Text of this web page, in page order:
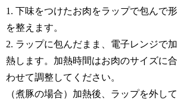
1. 下味をつけたお肉をラップで包んで形
を整えます。
2. ラップに包んだまま、電子レンジで加
熱します。加熱時間はお肉のサイズに合
わせて調整してください。
（煮豚の場合）加熱後、ラップを外して